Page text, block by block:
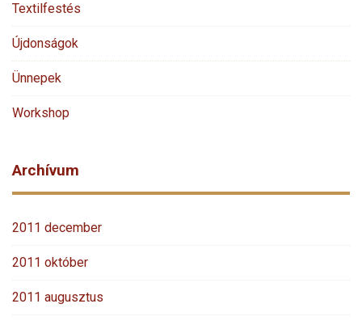
Textilfestés
Újdonságok
Ünnepek
Workshop
Archívum
2011 december
2011 október
2011 augusztus